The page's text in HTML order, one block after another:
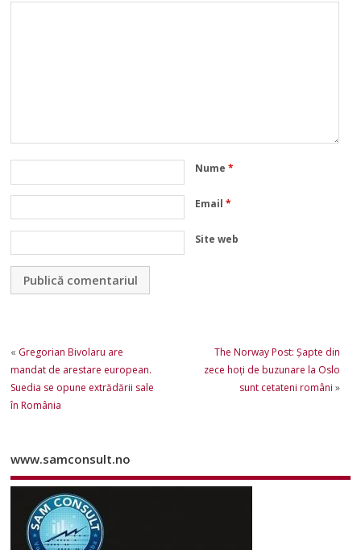
Nume*
Email*
Site web
« Gregorian Bivolaru are
mandat de arestare european.
Suedia se opune extrădării sale
în România
The Norway Post: Şapte din
zece hoţi de buzunare la Oslo
sunt cetateni români »
www.samconsult.no